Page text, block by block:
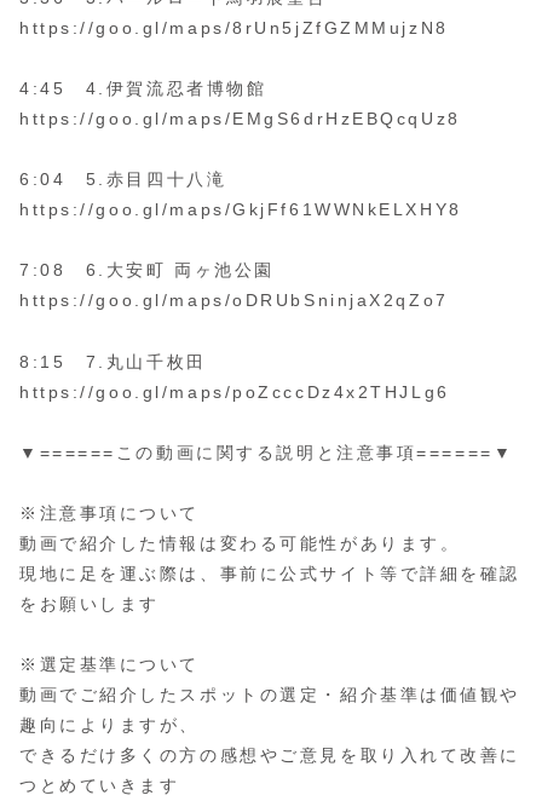
https://goo.gl/maps/8rUn5jZfGZMMujzN8
4:45 4.伊賀流忍者博物館
https://goo.gl/maps/EMgS6drHzEBQcqUz8
6:04 5.赤目四十八滝
https://goo.gl/maps/GkjFf61WWNkELXHY8
7:08 6.大安町 両ヶ池公園
https://goo.gl/maps/oDRUbSninjaX2qZo7
8:15 7.丸山千枚田
https://goo.gl/maps/poZcccDz4x2THJLg6
▼======この動画に関する説明と注意事項======▼
※注意事項について
動画で紹介した情報は変わる可能性があります。
現地に足を運ぶ際は、事前に公式サイト等で詳細を確認
をお願いします
※選定基準について
動画でご紹介したスポットの選定・紹介基準は価値観や
趣向によりますが、
できるだけ多くの方の感想やご意見を取り入れて改善に
つとめていきます